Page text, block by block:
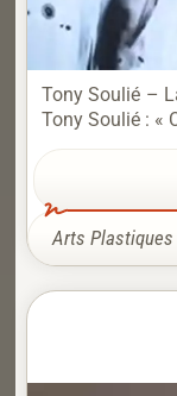
Tony Soulié –
Tony Soulié : «
Arts Plastiques